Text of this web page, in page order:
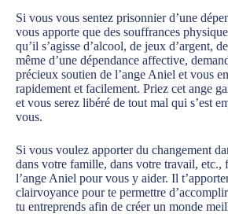
Si vous vous sentez prisonnier d’une
vous apporte que des souffrances
qu’il s’agisse d’alcool, de jeux d’argent,
même d’une dépendance affective,
précieux soutien de l’ange Aniel et vous
rapidement et facilement. Priez cet ange
et vous serez libéré de tout mal qui s’est
vous.
Si vous voulez apporter du changement
dans votre famille, dans votre travail, etc.,
l’ange Aniel pour vous y aider. Il
clairvoyance pour te permettre
tu entreprends afin de créer un monde